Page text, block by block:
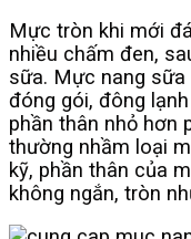
Mực tròn khi mới
nhiều chấm đen,
sữa. Mực nang
đóng gói, đông
phần thân nhỏ hơn
thường nhầm loại
kỹ, phần thân của
không ngắn, tròn